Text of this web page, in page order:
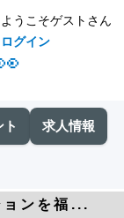
ようこそゲストさん
ログイン
ト 求人情報
ンを福...